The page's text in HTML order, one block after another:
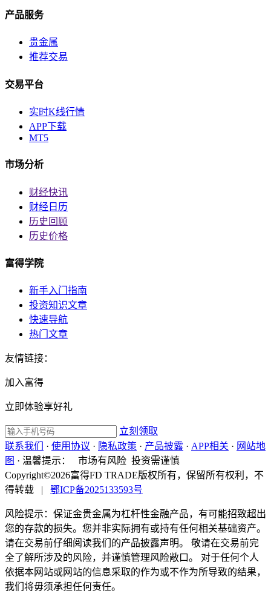
产品服务
贵金属
推荐交易
交易平台
实时K线行情
APP下载
MT5
市场分析
财经快讯
财经日历
历史回顾
历史价格
富得学院
新手入门指南
投资知识文章
快速导航
热门文章
友情链接：
加入富得
立即体验享好礼
立刻领取
联系我们
· 使用协议 · 隐私政策 · 产品披露 · APP相关 · 网站地
图 · 温馨提示：
市场有风险 投资需谨慎
Copyright©2026富得FD TRADE版权所有，保留所有权利，不
得转载
| 鄂ICP备2025133593号
风险提示：保证金贵金属为杠杆性金融产品，有可能招致超出
您的存款的损失。您并非实际拥有或持有任何相关基础资产。
请在交易前仔细阅读我们的产品披露声明。 敬请在交易前完
全了解所涉及的风险，并谨慎管理风险敞口。 对于任何个人
依据本网站或网站的信息采取的作为或不作为所导致的结果，
我们将毋须承担任何责任。